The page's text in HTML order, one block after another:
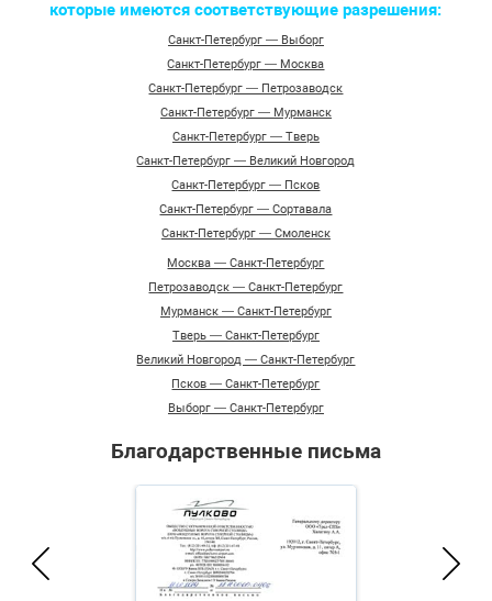
которые имеются соответствующие разрешения:
Санкт-Петербург — Выборг
Санкт-Петербург — Москва
Санкт-Петербург — Петрозаводск
Санкт-Петербург — Мурманск
Санкт-Петербург — Тверь
Санкт-Петербург — Великий Новгород
Санкт-Петербург — Псков
Санкт-Петербург — Сортавала
Санкт-Петербург — Смоленск
Москва — Санкт-Петербург
Петрозаводск — Санкт-Петербург
Мурманск — Санкт-Петербург
Тверь — Санкт-Петербург
Великий Новгород — Санкт-Петербург
Псков — Санкт-Петербург
Выборг — Санкт-Петербург
Благодарственные письма